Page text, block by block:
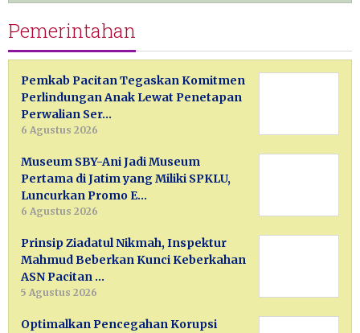
Pemerintahan
Pemkab Pacitan Tegaskan Komitmen
Perlindungan Anak Lewat Penetapan
Perwalian Ser…
6 Agustus 2026
Museum SBY-Ani Jadi Museum
Pertama di Jatim yang Miliki SPKLU,
Luncurkan Promo E…
6 Agustus 2026
Prinsip Ziadatul Nikmah, Inspektur
Mahmud Beberkan Kunci Keberkahan
ASN Pacitan …
5 Agustus 2026
Optimalkan Pencegahan Korupsi